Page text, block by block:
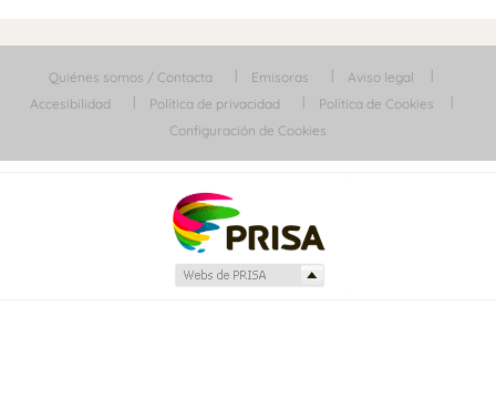
Quiénes somos / Contacta Emisoras
Aviso legal
Accesibilidad
Política de privacidad
Política de Cookies
Configuración de Cookies